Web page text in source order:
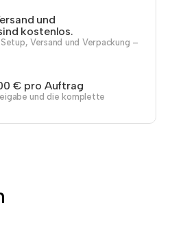
und
kostenlos.
Versand und Verpackung –
€ pro Auftrag
und die komplette